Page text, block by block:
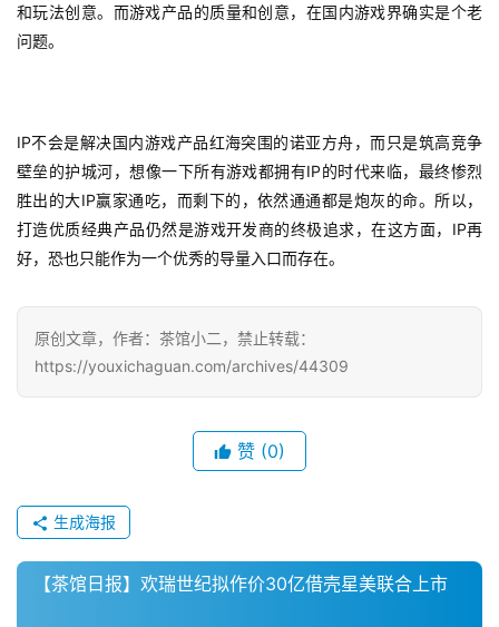
和玩法创意。而游戏产品的质量和创意，在国内游戏界确实是个老
问题。
IP不会是解决国内游戏产品红海突围的诺亚方舟，而只是筑高竞争
壁垒的护城河，想像一下所有游戏都拥有IP 的时代来临，最终惨烈
胜出的大IP赢家通吃，而剩下的，依然通通都是炮灰的命。所以，
打造优质经典产品仍然是游戏开发商的终极追求，在这方面， IP再
好，恐也只能作为一个优秀的导量入口而存在。
原创文章，作者：茶馆小二，禁止转载：
https://youxichaguan.com/archives/44309
赞 (0)
生成海报
【茶馆日报】欢瑞世纪拟作价30亿借壳星美联合上市